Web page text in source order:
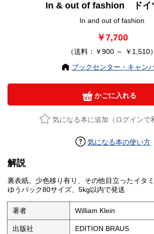
In & out of fashion ドイ
In and out of fashion
￥7,700
（送料：￥900 ～ ￥1,510）
ブックセンター・キャン
かごに入れる
気になる本に追加（ログインで
気になる本の使い方
解説
裏表紙、少色移り有り、その他目立ったイタ
ゆうパック80サイズ、5kg以内で発送
著者 William Klein
出版社 EDITION BRAUS